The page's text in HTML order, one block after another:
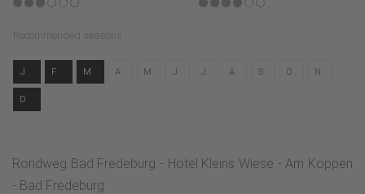
Recommended seasons
J F M A M J J A S O N
D
Rondweg Bad Fredeburg - Hotel Kleins Wiese - Am Koppen
- Bad Fredeburg